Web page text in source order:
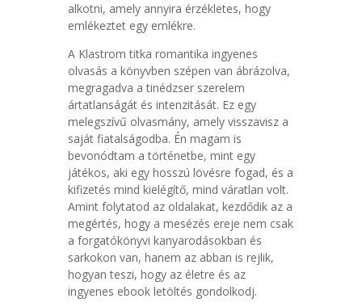
alkotni, amely annyira érzékletes, hogy
emlékeztet egy emlékre.
A Klastrom titka romantika ingyenes
olvasás a könyvben szépen van ábrázolva,
megragadva a tinédzser szerelem
ártatlanságát és intenzitását. Ez egy
melegszívű olvasmány, amely visszavisz a
saját fiatalságodba. Én magam is
bevonódtam a történetbe, mint egy
játékos, aki egy hosszú lövésre fogad, és a
kifizetés mind kielégítő, mind váratlan volt.
Amint folytatod az oldalakat, kezdődik az a
megértés, hogy a mesézés ereje nem csak
a forgatókönyvi kanyarodásokban és
sarkokon van, hanem az abban is rejlik,
hogyan teszi, hogy az életre és az
ingyenes ebook letöltés gondolkodj.